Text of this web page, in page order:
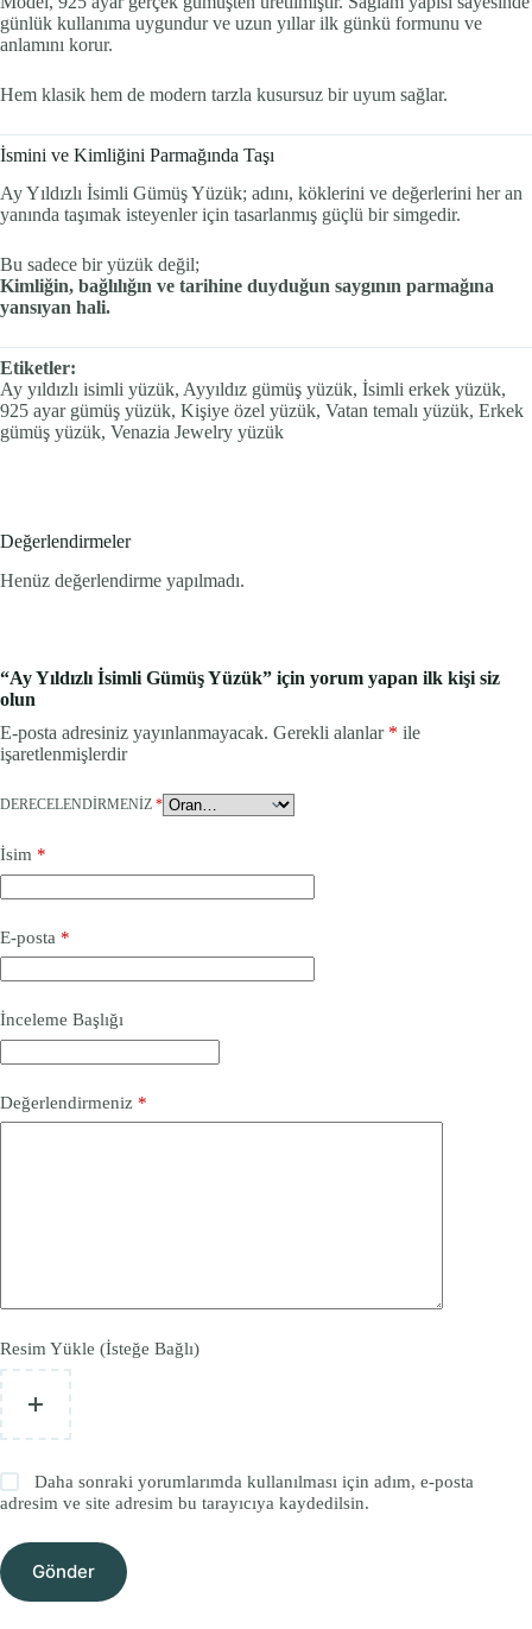
günlük kullanıma uygundur ve uzun yıllar ilk günkü formunu ve
anlamını korur.
Hem klasik hem de modern tarzla kusursuz bir uyum sağlar.
İsmini ve Kimliğini Parmağında Taşı
Ay Yıldızlı İsimli Gümüş Yüzük; adını, köklerini ve değerlerini her an
yanında taşımak isteyenler için tasarlanmış güçlü bir simgedir.
Bu sadece bir yüzük değil;
Kimliğin, bağlılığın ve tarihine duyduğun saygının parmağına
yansıyan hali.
Etiketler:
Ay yıldızlı isimli yüzük, Ayyıldız gümüş yüzük, İsimli erkek yüzük,
925 ayar gümüş yüzük, Kişiye özel yüzük, Vatan temalı yüzük, Erkek
gümüş yüzük, Venazia Jewelry yüzük
Değerlendirmeler
Henüz değerlendirme yapılmadı.
“Ay Yıldızlı İsimli Gümüş Yüzük” için yorum yapan ilk kişi siz
olun
E-posta adresiniz yayınlanmayacak. Gerekli alanlar * ile
işaretlenmişlerdir
DERECELENDIRMENIZ *
İsim *
E-posta *
İnceleme Başlığı
Değerlendirmeniz *
Resim Yükle (İsteğe Bağlı)
Daha sonraki yorumlarımda kullanılması için adım, e-posta
adresim ve site adresim bu tarayıcıya kaydedilsin.
Gönder